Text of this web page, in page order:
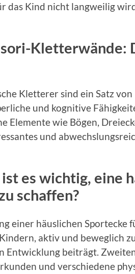
das Kind nicht langweilig
Kletterwände:
Kletterer sind ein Satz
und kognitive
Elemente wie Bögen,
und
es wichtig, eine
schaffen?
einer häuslichen
aktiv und beweglich
Entwicklung beiträgt.
und verschiedene